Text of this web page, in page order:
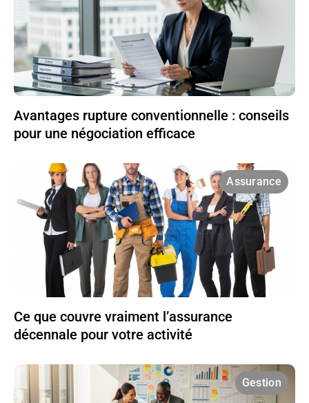
Avantages rupture conventionnelle : conseils
pour une négociation efficace
Assurance
Ce que couvre vraiment l’assurance
décennale pour votre activité
Gestion